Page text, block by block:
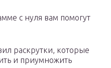
с нуля вам помогут
раскрутки, которые
и приумножить